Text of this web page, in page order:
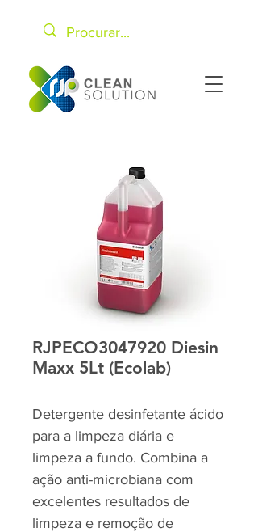
RJPECO3047920 Diesin
Maxx 5Lt (Ecolab)
Detergente desinfetante ácido
para a limpeza diária e
limpeza a fundo. Combina a
ação anti-microbiana com
excelentes resultados de
limpeza e remoção de